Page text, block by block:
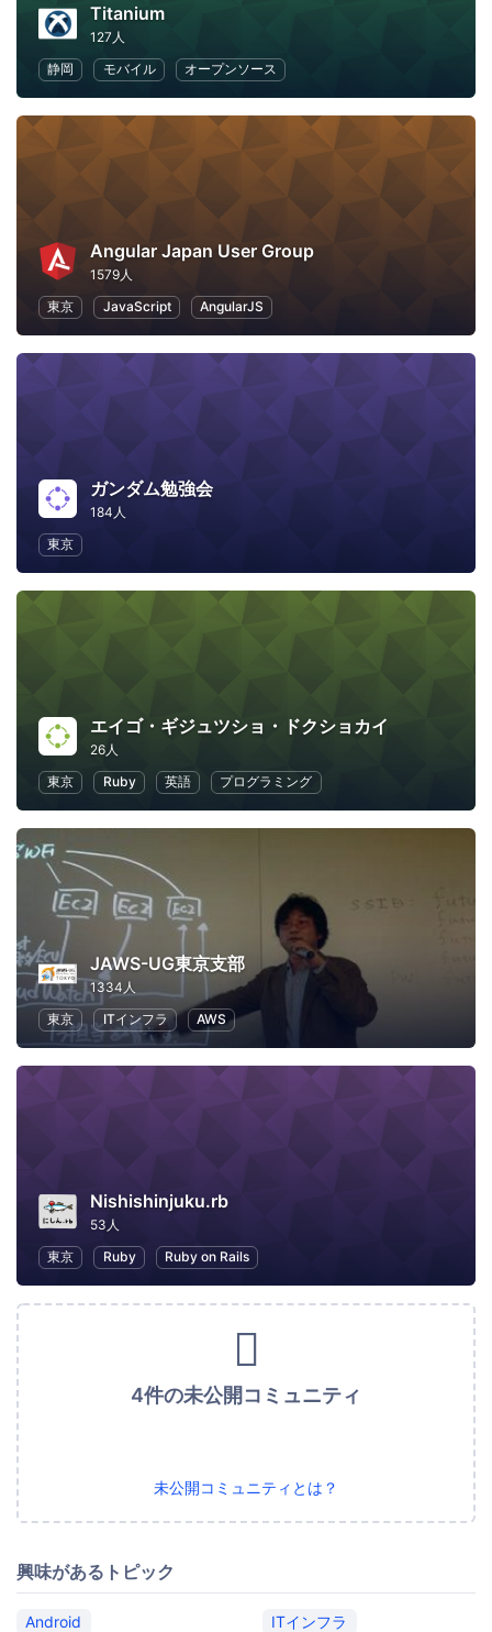
Titanium
127人
静岡
モバイル オープンソース
Angular Japan User Group
1579人
東京
JavaScript AngularJS
ガンダム勉強会
184人
東京
エイゴ・ギジュツショ・ドクショカイ
26人
東京
Ruby 英語 プログラミング
JAWS-UG東京支部
1334人
東京
ITインフラ AWS
Nishishinjuku.rb
53人
東京
Ruby Ruby on Rails
4件の未公開コミュニティ
未公開コミュニティとは？
興味があるトピック
Android
ITインフラ